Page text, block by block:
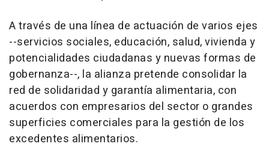
A través de una línea de actuación de varios ejes
--servicios sociales, educación, salud, vivienda y
potencialidades ciudadanas y nuevas formas de
gobernanza--, la alianza pretende consolidar la
red de solidaridad y garantía alimentaria, con
acuerdos con empresarios del sector o grandes
superficies comerciales para la gestión de los
excedentes alimentarios.